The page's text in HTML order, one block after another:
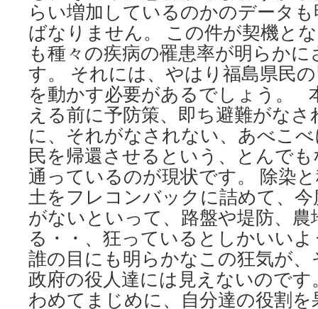
らい増加しているのかのデータ
ばなりません。 この件が契機と
も種々の疾病の罹患率が明らか
す。 それには、やはり福島県民
を動かす必要があるでしょう。
える前に予防策、即ち避難がな
に、それがなされない、あべこ
民を帰還させるという、とんで
通っているのが現状です。 除染
土をフレコンバックに詰めて、
がないといって、路盤や堤防、農
る・・、狂っているとしかいい
誰の目にも明らかなこの狂気が
政府の役人達には見えないので
わめてまじめに、自分達の役割